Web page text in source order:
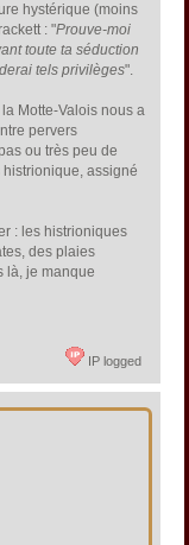
hystérique (moins
: "Prouve-moi
toute ta séduction
tels privilèges".
Motte-Valois nous a
pervers
ou très peu de
assigné
: les histrioniques
des plaies
là, je manque
IP logged